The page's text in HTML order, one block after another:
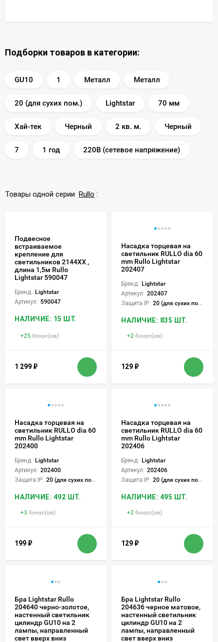
Подборки товаров в категории:
GU10 1 Металл Металл
20 (для сухих пом.) Lightstar 70 мм
Хай-тек Черный 2 кв. м. Черный
7 1 год 220В (сетевое напряжение)
Товары одной серии Rullo :
Подвесное
встраиваемое
крепление для
светильников 2144XХ ,
длина 1,5м Rullo
Lightstar 590047
Бренд: Lightstar
Артикул: 590047
НАЛИЧИЕ: 15 ШТ.
+25 бонус(ов)
1 299 ₽
Насадка торцевая на
светильник RULLO dia 60
mm Rullo Lightstar
202407
Бренд: Lightstar
Артикул: 202407
Защита IP: 20 (для сухих пом.)
НАЛИЧИЕ: 835 ШТ.
+2 бонус(ов)
129 ₽
Насадка торцевая на
светильник RULLO dia 60
mm Rullo Lightstar
202400
Бренд: Lightstar
Артикул: 202400
Защита IP: 20 (для сухих пом.)
НАЛИЧИЕ: 492 ШТ.
+3 бонус(ов)
199 ₽
Насадка торцевая на
светильник RULLO dia 60
mm Rullo Lightstar
202406
Бренд: Lightstar
Артикул: 202406
Защита IP: 20 (для сухих пом.)
НАЛИЧИЕ: 495 ШТ.
+2 бонус(ов)
129 ₽
Бра Lightstar Rullo
204640 черно-золотое,
настенный светильник
цилиндр GU10 на 2
лампы, направленный
свет вверх вниз
Бра Lightstar Rullo
204636 черное матовое,
настенный светильник
цилиндр GU10 на 2
лампы, направленный
свет вверх вниз